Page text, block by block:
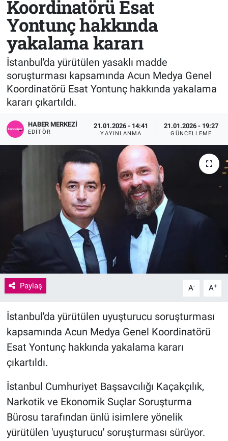
Koordinatörü Esat
Yontunç hakkında
yakalama kararı
İstanbul'da yürütülen yasaklı madde
soruşturması kapsamında Acun Medya Genel
Koordinatörü Esat Yontunç hakkında yakalama
kararı çıkartıldı.
HABER MERKEZI
EDITÖR
21.01.2026 - 14:41
YAYINLANMA
21.01.2026 - 19:27
GÜNCELLEME
Paylaş A- A+
İstanbul'da yürütülen uyuşturucu soruşturması
kapsamında Acun Medya Genel Koordinatörü
Esat Yontunç hakkında yakalama kararı
çıkartıldı.
İstanbul Cumhuriyet Başsavcılığı Kaçakçılık,
Narkotik ve Ekonomik Suçlar Soruşturma
Bürosu tarafından ünlü isimlere yönelik
yürütülen 'uyuşturucu' soruşturması sürüyor.
Sağlık
Spor
Teknoloji
Tv Medya
KÜLTÜR SANAT